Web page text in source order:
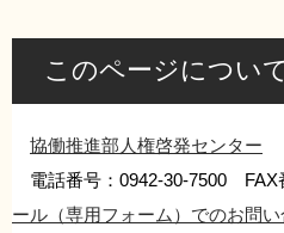
このページについ
協働推進部人権啓発センター
電話番号：0942-30-7500 FAX
ール（専用フォーム）でのお問